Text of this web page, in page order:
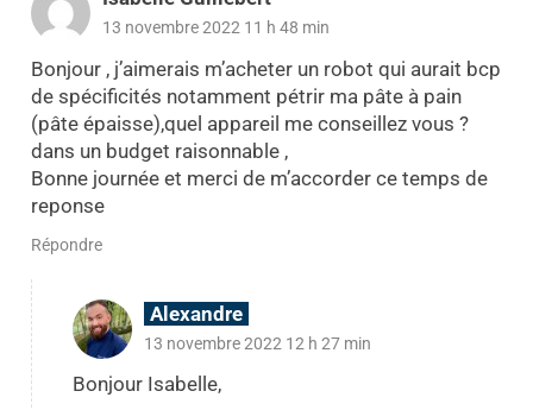
13 novembre 2022 11 h 48 min
Bonjour , j’aimerais m’acheter un robot qui aurait bcp
de spécificités notamment pétrir ma pâte à pain
(pâte épaisse),quel appareil me conseillez vous ?
dans un budget raisonnable ,
Bonne journée et merci de m’accorder ce temps de
reponse
Répondre
Alexandre
13 novembre 2022 12 h 27 min
Bonjour Isabelle,